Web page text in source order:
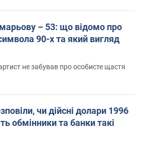
– 53: що відомо про
90-х та який вигляд
не забував про особисте щастя
чи дійсні долари 1996
обмінники та банки такі